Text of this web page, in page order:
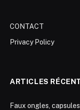
CONTACT
Privacy Policy
ARTICLES
Faux ongles,